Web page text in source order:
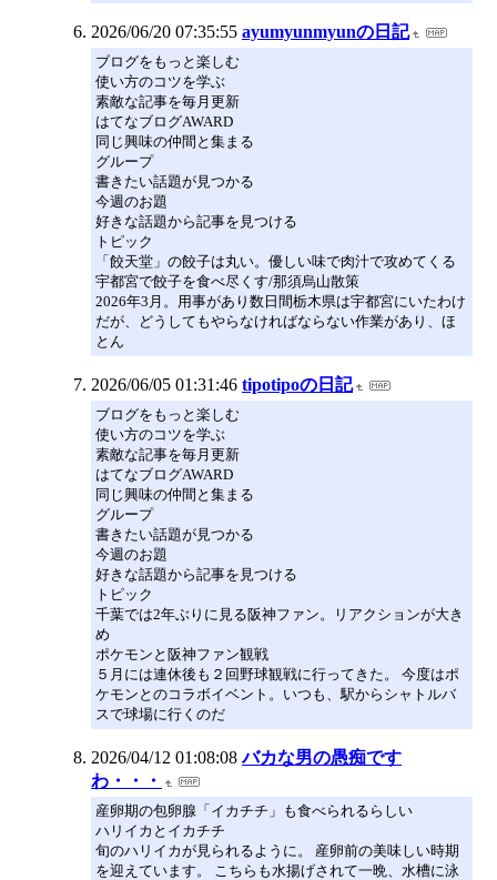
2026/06/20 07:35:55 ayumyunmyunの日記
ブログをもっと楽しむ
使い方のコツを学ぶ
素敵な記事を毎月更新
はてなブログAWARD
同じ興味の仲間と集まる
グループ
書きたい話題が見つかる
今週のお題
好きな話題から記事を見つける
トピック
「餃天堂」の餃子は丸い。優しい味で肉汁で攻めてくる
宇都宮で餃子を食べ尽くす/那須烏山散策
2026年3月。用事があり数日間栃木県は宇都宮にいたわけ
だが、どうしてもやらなければならない作業があり、ほ
とん
2026/06/05 01:31:46 tipotipoの日記
ブログをもっと楽しむ
使い方のコツを学ぶ
素敵な記事を毎月更新
はてなブログAWARD
同じ興味の仲間と集まる
グループ
書きたい話題が見つかる
今週のお題
好きな話題から記事を見つける
トピック
千葉では2年ぶりに見る阪神ファン。リアクションが大き
め
ポケモンと阪神ファン観戦
５月には連休後も２回野球観戦に行ってきた。 今度はポ
ケモンとのコラボイベント。いつも、駅からシャトルバ
スで球場に行くのだ
2026/04/12 01:08:08 バカな男の愚痴です
わ・・・
産卵期の包卵腺「イカチチ」も食べられるらしい
ハリイカとイカチチ
旬のハリイカが見られるように。 産卵前の美味しい時期
を迎えています。 こちらも水揚げされて一晩、水槽に泳